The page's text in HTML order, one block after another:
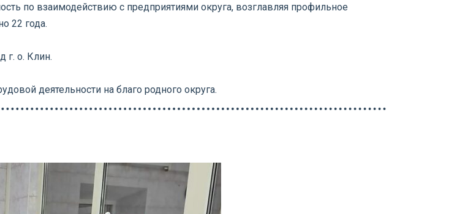
по взаимодействию с предприятиями округа, возглавляя профильное
22 года.
г. о. Клин.
деятельности на благо родного округа.